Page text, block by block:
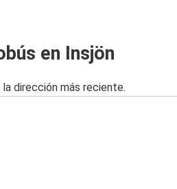
en Insjön
dirección más reciente.